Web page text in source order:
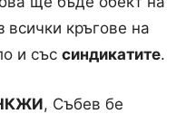
кръгове на
и със синдикатите.
, Събев бе